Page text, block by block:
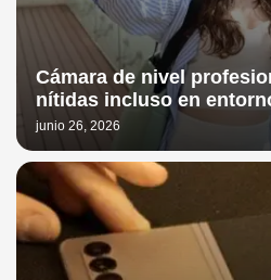
Cámara de nivel
nítidas incluso en
junio 26, 2026